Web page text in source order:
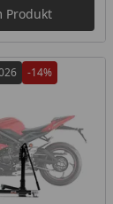
Produkt
-14%